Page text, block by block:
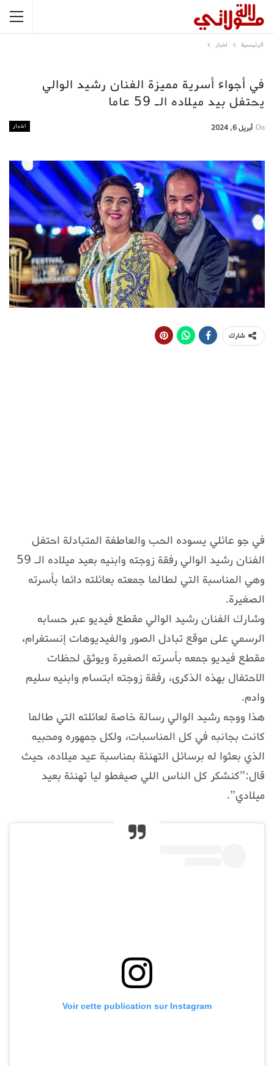
الرئيسية اخبار
في أجواء أسرية مميزة الفنان رشيد الوالي
يحتفل بيد ميلاده الـ 59 عاما
اخبار On أبريل 6, 2024
شارك
في جو عائلي يسوده الحب والعاطفة المتبادلة احتفل
الفنان رشيد الوالي رفقة زوجته وابنيه بعيد ميلاده الـ 59
وهي المناسبة التي لطالما جمعته بعائلته دائما بأسرته
الصغيرة.
وشارك الفنان رشيد الوالي مقطع فيديو عبر حسابه
الرسمي على موقع تبادل الصور والفيديوهات إنستغرام،
مقطع فيديو جمعه بأسرته الصغيرة ويوثق لحظات
الاحتفال بهذه الذكرى، رفقة زوجته ابتسام وابنيه سليم
وادم.
هذا ووجه رشيد الوالي رسالة خاصة لعائلته التي طالما
كانت بجانبه في كل المناسبات، ولكل جمهوره ومحبيه
الذي بعثوا له برسائل التهنئة بمناسبة عيد ميلاده، حيث
قال:”كنشكر كل الناس اللي صيفطو ليا تهنئة بعيد
ميلادي”.
Voir cette publication sur Instagram